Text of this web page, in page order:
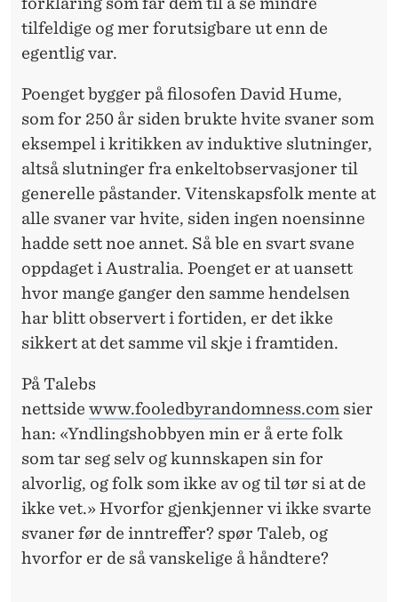
tilfeldige og mer forutsigbare ut enn de
egentlig var.
Poenget bygger på filosofen David Hume,
som for 250 år siden brukte hvite svaner som
eksempel i kritikken av induktive slutninger,
altså slutninger fra enkeltobservasjoner til
generelle påstander. Vitenskapsfolk mente at
alle svaner var hvite, siden ingen noensinne
hadde sett noe annet. Så ble en svart svane
oppdaget i Australia. Poenget er at uansett
hvor mange ganger den samme hendelsen
har blitt observert i fortiden, er det ikke
sikkert at det samme vil skje i framtiden.
På Talebs
nettside www.fooledbyrandomness.com sier
han: «Yndlingshobbyen min er å erte folk
som tar seg selv og kunnskapen sin for
alvorlig, og folk som ikke av og til tør si at de
ikke vet.» Hvorfor gjenkjenner vi ikke svarte
svaner før de inntreffer? spør Taleb, og
hvorfor er de så vanskelige å håndtere?